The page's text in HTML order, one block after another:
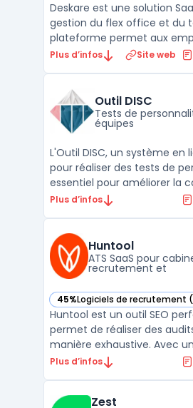
Deskare est une solution
gestion du flex office et du
plateforme permet aux
réserver leur poste de
application web ou mobile.
RH et directeurs ...
Plus d’infos Site web
Outil DISC
Tests de
équipes
L'Outil DISC, un système en
pour réaliser des tests de
essentiel pour améliorer la
et la gestion d'équipe dans
compréhension approfondie
styles de commu ...
Plus d’infos
Huntool
ATS SaaS pour
recrutement et
45%Logiciels de recrutement
— voir Huntool dans cette
Huntool est un outil SEO
permet de réaliser des
manière exhaustive. Avec
main facile, Huntool est
rapidement votre site web
Plus d’infos
Zest